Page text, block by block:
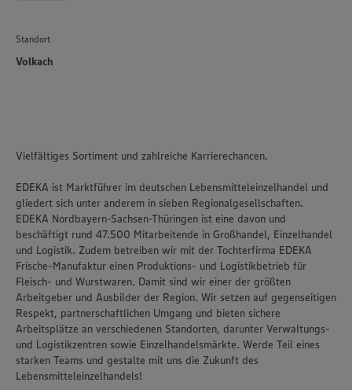
Standort
Volkach
Vielfältiges Sortiment und zahlreiche Karrierechancen.
EDEKA ist Marktführer im deutschen Lebensmitteleinzelhandel und
gliedert sich unter anderem in sieben Regionalgesellschaften.
EDEKA Nordbayern-Sachsen-Thüringen ist eine davon und
beschäftigt rund 47.500 Mitarbeitende in Großhandel, Einzelhandel
und Logistik. Zudem betreiben wir mit der Tochterfirma EDEKA
Frische-Manufaktur einen Produktions- und Logistikbetrieb für
Fleisch- und Wurstwaren. Damit sind wir einer der größten
Arbeitgeber und Ausbilder der Region. Wir setzen auf gegenseitigen
Respekt, partnerschaftlichen Umgang und bieten sichere
Arbeitsplätze an verschiedenen Standorten, darunter Verwaltungs-
und Logistikzentren sowie Einzelhandelsmärkte. Werde Teil eines
starken Teams und gestalte mit uns die Zukunft des
Lebensmitteleinzelhandels!